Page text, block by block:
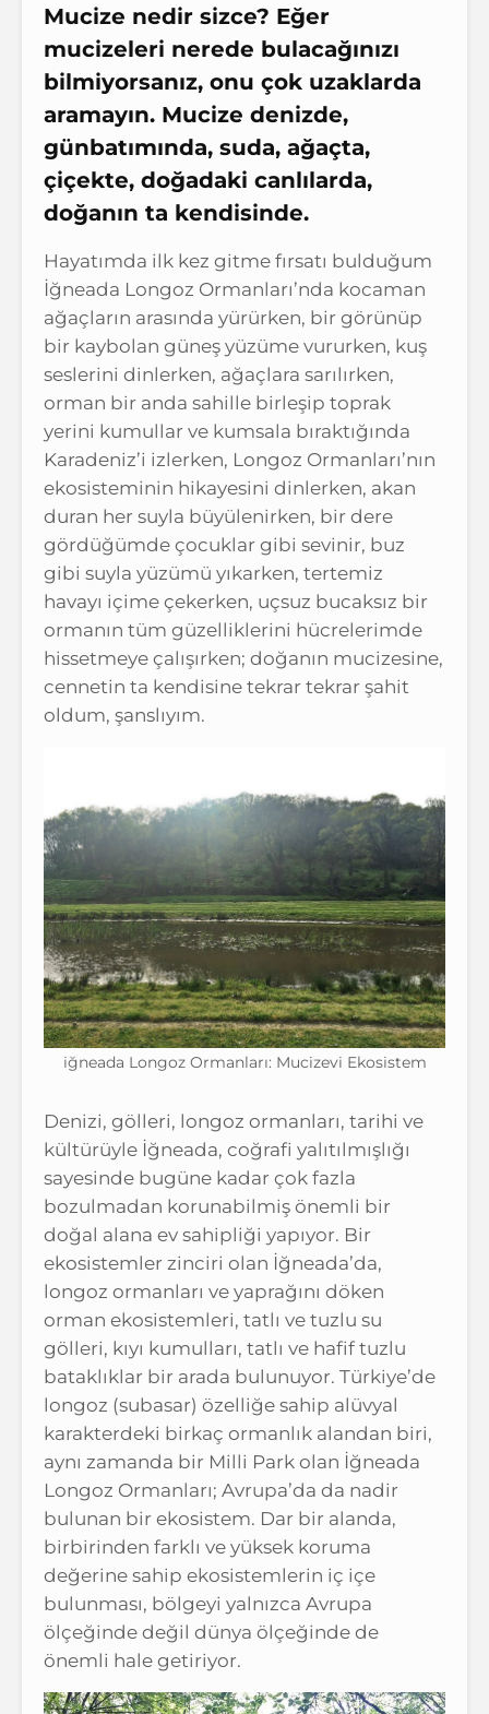
Mucize nedir sizce? Eğer
mucizeleri nerede bulacağınızı
bilmiyorsanız, onu çok uzaklarda
aramayın. Mucize denizde,
günbatımında, suda, ağaçta,
çiçekte, doğadaki canlılarda,
doğanın ta kendisinde.
Hayatımda ilk kez gitme fırsatı bulduğum
İğneada Longoz Ormanları’nda kocaman
ağaçların arasında yürürken, bir görünüp
bir kaybolan güneş yüzüme vururken, kuş
seslerini dinlerken, ağaçlara sarılırken,
orman bir anda sahille birleşip toprak
yerini kumullar ve kumsala bıraktığında
Karadeniz’i izlerken, Longoz Ormanları’nın
ekosisteminin hikayesini dinlerken, akan
duran her suyla büyülenirken, bir dere
gördüğümde çocuklar gibi sevinir, buz
gibi suyla yüzümü yıkarken, tertemiz
havayı içime çekerken, uçsuz bucaksız bir
ormanın tüm güzelliklerini hücrelerimde
hissetmeye çalışırken; doğanın mucizesine,
cennetin ta kendisine tekrar tekrar şahit
oldum, şanslıyım.
iğneada Longoz Ormanları: Mucizevi Ekosistem
Denizi, gölleri, longoz ormanları, tarihi ve
kültürüyle İğneada, coğrafi yalıtılmışlığı
sayesinde bugüne kadar çok fazla
bozulmadan korunabilmiş önemli bir
doğal alana ev sahipliği yapıyor. Bir
ekosistemler zinciri olan İğneada’da,
longoz ormanları ve yaprağını döken
orman ekosistemleri, tatlı ve tuzlu su
gölleri, kıyı kumulları, tatlı ve hafif tuzlu
bataklıklar bir arada bulunuyor. Türkiye’de
longoz (subasar) özelliğe sahip alüvyal
karakterdeki birkaç ormanlık alandan biri,
aynı zamanda bir Milli Park olan İğneada
Longoz Ormanları; Avrupa’da da nadir
bulunan bir ekosistem. Dar bir alanda,
birbirinden farklı ve yüksek koruma
değerine sahip ekosistemlerin iç içe
bulunması, bölgeyi yalnızca Avrupa
ölçeğinde değil dünya ölçeğinde de
önemli hale getiriyor.